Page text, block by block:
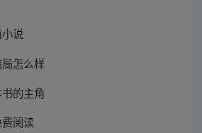
说
怎么样
的主角
阅读